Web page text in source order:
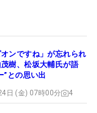
オンですね」が忘れられ
樹、松坂大輔氏が語
”との思い出
日 (金) 07時00分 4